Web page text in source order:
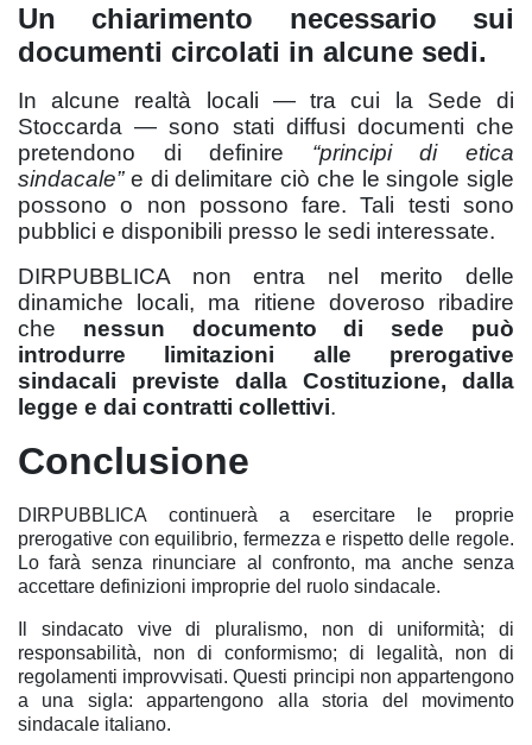
Un chiarimento necessario sui
documenti circolati in alcune sedi.
In alcune realtà locali — tra cui la Sede di
Stoccarda — sono stati diffusi documenti che
pretendono di definire “principi di etica
sindacale”e di delimitare ciò che le singole sigle
possono o non possono fare. Tali testi sono
pubblici e disponibili presso le sedi interessate.
DIRPUBBLICA non entra nel merito delle
dinamiche locali, ma ritiene doveroso ribadire
che nessun documento di sede può
introdurre limitazioni alle prerogative
sindacali previste dalla Costituzione, dalla
legge e dai contratti collettivi.
Conclusione
DIRPUBBLICA continuerà a esercitare le proprie
prerogative con equilibrio, fermezza e rispetto delle regole.
Lo farà senza rinunciare al confronto, ma anche senza
accettare definizioni improprie del ruolo sindacale.
Il sindacato vive di pluralismo, non di uniformità; di
responsabilità, non di conformismo; di legalità, non di
regolamenti improvvisati. Questi principi non appartengono
a una sigla: appartengono alla storia del movimento
sindacale italiano.